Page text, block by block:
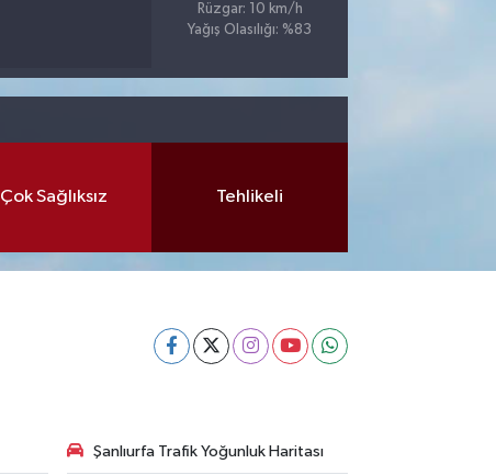
Rüzgar: 10 km/h
Yağış Olasılığı: %83
Çok Sağlıksız Tehlikeli
Şanlıurfa Trafik Yoğunluk Haritası